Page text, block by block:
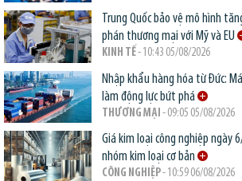
Trung Quốc bảo vệ mô hình
phán thương mại với Mỹ và EU
KINH TẾ- 10:43 05/08/2026
Nhập khẩu hàng hóa từ Đức:
làm động lực bứt phá
THƯƠNG MẠI - 09:05 05/08/2026
Giá kim loại công nghiệp ngày
nhóm kim loại cơ bản
CÔNG NGHIỆP- 10:59 06/08/2026